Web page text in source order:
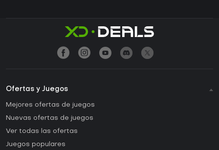
Ofertas y Juegos
Mejores ofertas de juegos
Nuevas ofertas de juegos
Ver todas las ofertas
Juegos populares